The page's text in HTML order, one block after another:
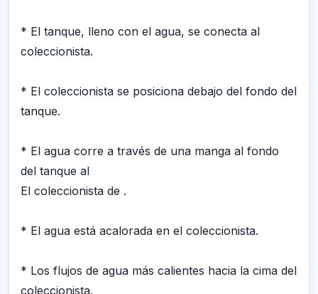
* El tanque, lleno con el agua, se conecta al
coleccionista.
* El coleccionista se posiciona debajo del fondo del
tanque.
* El agua corre a través de una manga al fondo
del tanque al
El coleccionista de .
* El agua está acalorada en el coleccionista.
* Los flujos de agua más calientes hacia la cima del
coleccionista.